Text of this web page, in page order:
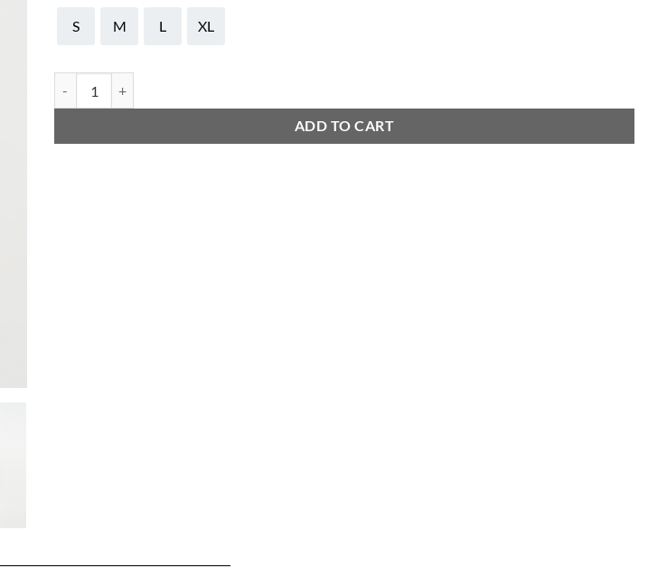
S M L XL
ADD TO CART